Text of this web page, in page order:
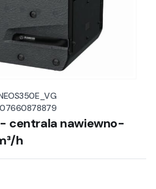
- centrala nawiewno-
h